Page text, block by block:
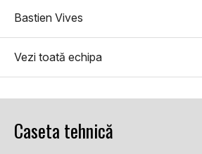
Bastien Vives
Vezi toată echipa
Caseta tehnică